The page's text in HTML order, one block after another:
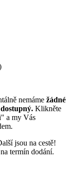
nemáme žádné
Klikněte
a my Vás
jsou na cestě!
termín dodání.